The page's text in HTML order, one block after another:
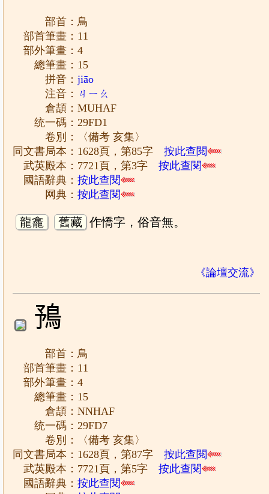
部首：鳥
部首筆畫：11
部外筆畫：4
總筆畫：15
拼音：jiāo
注音： ㄐㄧㄠ
倉頡：MUHAF
统一碼：29FD1
卷別：〈備考 亥集〉
同文書局本：1628頁，第85字按此查閱
武英殿本：7721頁，第3字按此查閱
國語辭典：按此查閱
网典：按此查閱
龍龕 舊藏 作憍字，俗音無。
《論壇交流》
𩿗
部首：鳥
部首筆畫：11
部外筆畫：4
總筆畫：15
倉頡：NNHAF
统一碼：29FD7
卷別：〈備考 亥集〉
同文書局本：1628頁，第87字按此查閱
武英殿本：7721頁，第5字按此查閱
國語辭典：按此查閱